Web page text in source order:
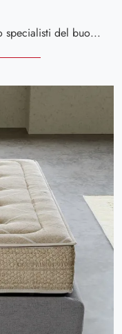
Materasso Air Plus di Altaflex: siamo specialisti del buon sonno! Ottieni informazioni sui Materassi in memory foam matrimoniali.